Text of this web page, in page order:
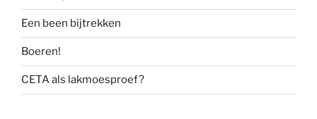
Een been bijtrekken
Boeren!
CETA als lakmoesproef?